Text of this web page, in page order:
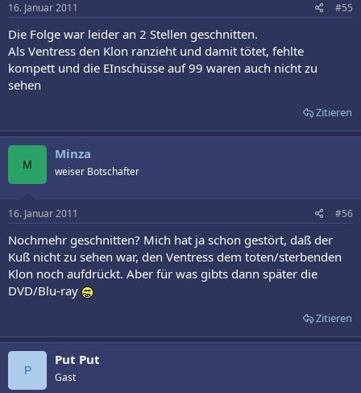
16. Januar 2011 #55
Die Folge war leider an 2 Stellen geschnitten.
Als Ventress den Klon ranzieht und damit tötet, fehlte
kompett und die EInschüsse auf 99 waren auch nicht zu
sehen
Zitieren
M
Minza
weiser Botschafter
16. Januar 2011 #56
Nochmehr geschnitten? Mich hat ja schon gestört, daß der
Kuß nicht zu sehen war, den Ventress dem toten/sterbenden
Klon noch aufdrückt. Aber für was gibts dann später die
DVD/Blu-ray
Zitieren
P
Put Put
Gast